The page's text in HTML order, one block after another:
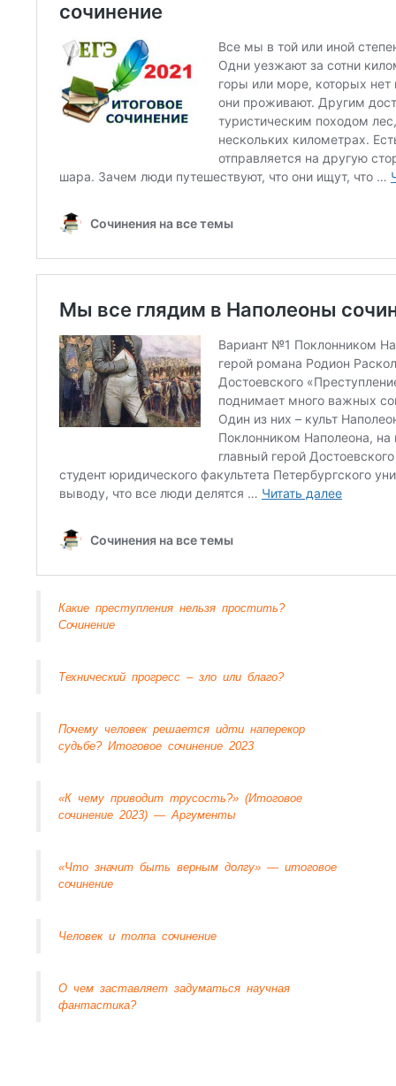
Какие преступления нельзя простить?
Сочинение
Технический прогресс – зло или благо?
Почему человек решается идти наперекор
судьбе? Итоговое сочинение 2023
«К чему приводит трусость?» (Итоговое
сочинение 2023) — Аргументы
«Что значит быть верным долгу» — итоговое
сочинение
Человек и толпа сочинение
О чем заставляет задуматься научная
фантастика?